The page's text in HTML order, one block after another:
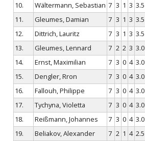
10.
Wältermann, Sebastian 7 3 1 3 3.5
11.
Gleumes, Damian 7 3 1 3 3.5
12.
Dittrich, Lauritz 7 3 1 3 3.5
13.
Gleumes, Lennard 7 2 2 3 3.0
14.
Ernst, Maximilian 7 3 0 4 3.0
15.
Dengler, Rron 7 3 0 4 3.0
16.
Fallouh, Philippe 7 3 0 4 3.0
17.
Tychyna, Violetta 7 3 0 4 3.0
18.
Reißmann, Johannes 7 3 0 4 3.0
19.
Beliakov, Alexander 7 2 1 4 2.5